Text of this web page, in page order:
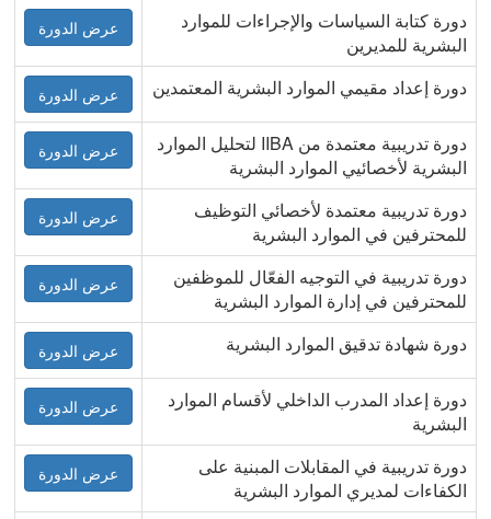
دورة كتابة السياسات والإجراءات للموارد
البشرية للمديرين
عرض الدورة
دورة إعداد مقيمي الموارد البشرية المعتمدين عرض الدورة
دورة تدريبية معتمدة من IIBA لتحليل الموارد
البشرية لأخصائيي الموارد البشرية
عرض الدورة
دورة تدريبية معتمدة لأخصائي التوظيف
للمحترفين في الموارد البشرية
عرض الدورة
دورة تدريبية في التوجيه الفعّال للموظفين
للمحترفين في إدارة الموارد البشرية
عرض الدورة
دورة شهادة تدقيق الموارد البشرية عرض الدورة
دورة إعداد المدرب الداخلي لأقسام الموارد
البشرية
عرض الدورة
دورة تدريبية في المقابلات المبنية على
الكفاءات لمديري الموارد البشرية
عرض الدورة